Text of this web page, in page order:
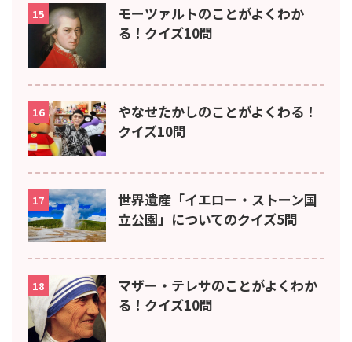
15
モーツァルトのことがよくわか
る！クイズ10問
16
やなせたかしのことがよくわる！
クイズ10問
17
世界遺産「イエロー・ストーン国
立公園」についてのクイズ5問
18
マザー・テレサのことがよくわか
る！クイズ10問